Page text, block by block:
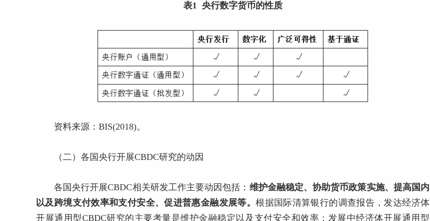
表1 央行数字货币的性质
资料来源：BIS(2018)。
（二）各国央行开展CBDC研究的动因
各国央行开展CBDC相关研发工作主要动因包括： 维护金融稳定、协助货币政策实施、提高国内
以及跨境支付效率和支付安全、促进普惠金融发展等。根据国际清算银行的调查报告，发达经济体
开展通用型CBDC研究的主要考量是维护金融稳定以及支付安全和效率；发展中经济体开展通用型